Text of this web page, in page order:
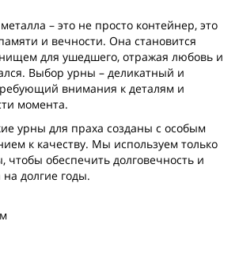
– это не просто контейнер, это
и вечности. Она становится
для ушедшего, отражая любовь и
Выбор урны – деликатный и
внимания к деталям и
момента.
урны для праха созданы с особым
к качеству. Мы используем только
обеспечить долговечность и
долгие годы.